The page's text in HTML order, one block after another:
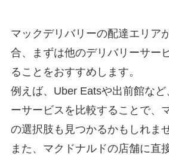
マックデリバリーの配達エリア
合、まずは他のデリバリーサー
ることをおすすめします。
例えば、Uber Eatsや出前館など
ーサービスを比較することで、
の選択肢も見つかるかもしれませ
また、マクドナルドの店舗に直